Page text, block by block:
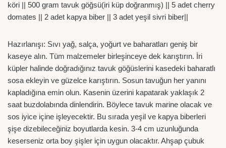
köri || 500 gram tavuk göğsü(iri küp doğranmış) || 5 adet cherry
domates || 2 adet kapya biber || 3 adet yeşil sivri biber||
Hazırlanışı: Sıvı yağ, salça, yoğurt ve baharatları geniş bir
kaseye alın. Tüm malzemeler birleşinceye dek karıştırın. İri
küpler halinde doğradığınız tavuk göğüslerini kasedeki baharatlı
sosa ekleyin ve güzelce karıştırın. Sosun tavuğun her yanını
kapladığına emin olun. Kasenin üzerini kapatarak yaklaşık 2
saat buzdolabında dinlendirin. Böylece tavuk marine olacak ve
sos iyice içine işleyecektir. Bu sırada yeşil ve kapya biberleri
şişe dizebileceğiniz boyutlarda kesin. 3-4 cm uzunluğunda
keserseniz orta boy şişler için uygun olacaktır. Ahşap çubuk